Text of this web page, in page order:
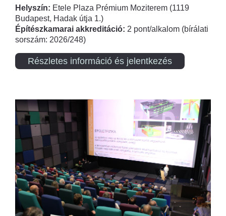
Helyszín: Etele Plaza Prémium Moziterem (1119
Budapest, Hadak útja 1.)
Építészkamarai akkreditáció: 2 pont/alkalom (bírálati
sorszám: 2026/248)
Részletes információ és jelentkezés